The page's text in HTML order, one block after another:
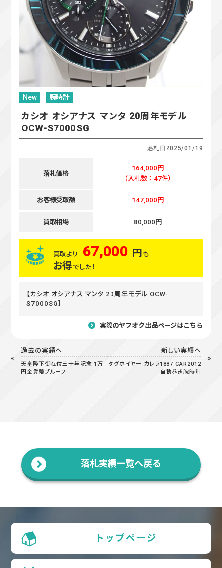
New 腕時計
カシオ オシアナス マンタ 20周年モデル
OCW-S7000SG
落札日 2025/01/19
落札価格
164,000円
（入札数：47件）
お客様受取額 147,000円
買取相場 80,000円
買取より 67,000 円 も
お得 でした！
【カシオ オシアナス マンタ 20周年モデル OCW-
S7000SG】
実際のヤフオク出品ページはこちら
過去の実績へ
天皇陛下御在位三十年記念 1万
円金貨幣プルーフ
新しい実績へ
タグホイヤー カレラ1887 CAR2012
自動巻き腕時計
落札実績一覧へ戻る
トップページ